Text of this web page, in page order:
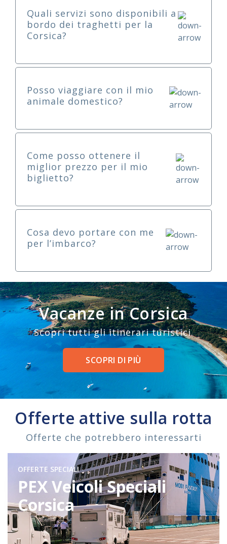
Quali servizi sono disponibili a
bordo dei traghetti per la
Corsica?
Posso viaggiare con il mio
animale domestico?
Come posso ottenere il
miglior prezzo per il mio
biglietto?
Cosa devo portare con me
per l’imbarco?
Vacanze in Corsica
Scopri tutti gli itinerari turistici.
SCOPRI DI PIÙ
Offerte attive sulla rotta
Offerte che potrebbero interessarti
OFFERTE SPECIALI
PEX Veicoli Speciali
Corsica